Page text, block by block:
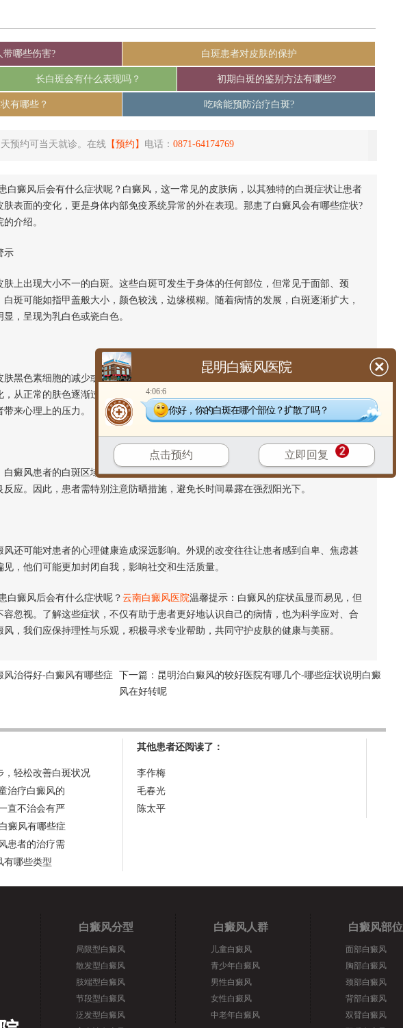
带哪些伤害? 白斑患者对皮肤的保护
长白斑会有什么表现吗？ 初期白斑的鉴别方法有哪些?
有哪些？ 吃啥能预防治疗白斑?
预约可当天就诊。在线 【预约】 电话： 0871-64174769
白癜风后会有什么症状呢？白癜风，这一常见的皮肤病，以其独特的白斑症状让患者
表面的变化，更是身体内部免疫系统异常的外在表现。那患了白癜风会有哪些症状?
介绍。
示
出现大小不一的白斑。这些白斑可发生于身体的任何部位，但常见于面部、颈
斑可能如指甲盖般大小，颜色较浅，边缘模糊。随着病情的发展，白斑逐渐扩大，
，呈现为乳白色或瓷白色。
色素细胞的减少或消失，导致局部皮肤色素脱失。这一过程是渐进的，患者往往
从正常的肤色逐渐过渡到浅白、纯白，可能形成大片无色素的斑块。这种“褪色”现象
来心理上的压力。
风患者的白斑区域皮肤变得异常敏感和脆弱。它们更容易受到紫外线的伤害，引
应。因此，患者需特别注意防晒措施，避免长时间暴露在强烈阳光下。
可能对患者的心理健康造成深远影响。外观的改变往往让患者感到自卑、焦虑甚
，他们可能更加封闭自我，影响社交和生活质量。
癜风后会有什么症状呢？ 云南白癜风医院温馨提示：白癜风的症状虽显而易见，但
忽视。了解这些症状，不仅有助于患者更好地认识自己的病情，也为科学应对、合
，我们应保持理性与乐观，积极寻求专业帮助，共同守护皮肤的健康与美丽。
风治得好-白癜风有哪些症
下一篇： 昆明治白癜风的较好医院有哪几个-哪些症状说明白癜
风在好转呢
，轻松改善白斑状况
治疗白癜风的
直不治会有严
癜风有哪些症
患者的治疗需
有哪些类型
其他患者还阅读了：
李作梅
毛春光
陈太平
白癜风分型
局限型白癜风
散发型白癜风
肢端型白癜风
节段型白癜风
泛发型白癜风
白癜风人群
儿童白癜风
青少年白癜风
男性白癜风
女性白癜风
中老年白癜风
白癜风部位
面部白癜风
胸部白癜风
颈部白癜风
背部白癜风
双臂白癜风
昆明白癜风医院
4:06:6
你好，你的白斑在哪个部位？扩散了吗？
点击预约 立即回复